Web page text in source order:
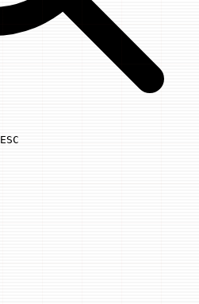
Use arrow keys to navigate results,
ESC